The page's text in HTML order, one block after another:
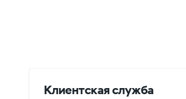
Клиентская служба